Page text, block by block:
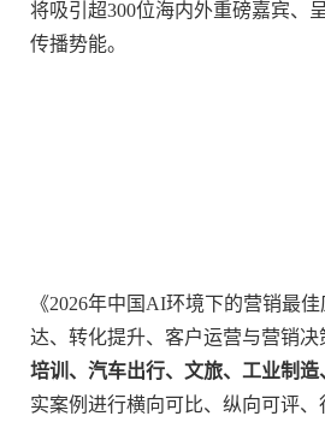
将吸引超300位海内外重磅嘉宾、
传播势能。
《2026年中国AI环境下的营销最
达、转化提升、客户运营与营销
培训、汽车出行、文旅、工业制
实案例进行横向可比、纵向可评